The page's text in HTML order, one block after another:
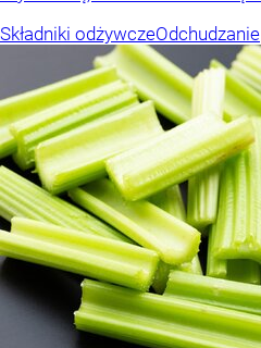
Składniki odżywczeOdchudzanie